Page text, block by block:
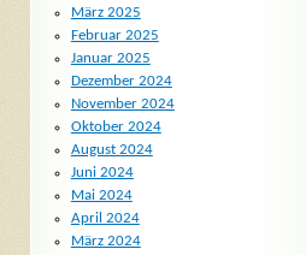
März 2025
Februar 2025
Januar 2025
Dezember 2024
November 2024
Oktober 2024
August 2024
Juni 2024
Mai 2024
April 2024
März 2024